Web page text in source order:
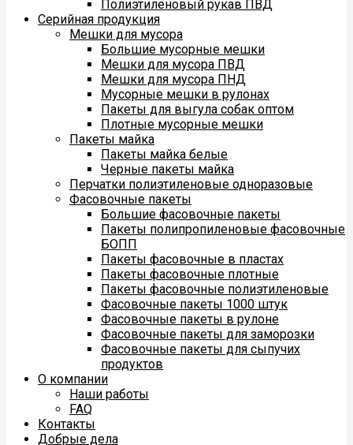
Полиэтиленовый рукав ПВД
Серийная продукция
Мешки для мусора
Большие мусорные мешки
Мешки для мусора ПВД
Мешки для мусора ПНД
Мусорные мешки в рулонах
Пакеты для выгула собак оптом
Плотные мусорные мешки
Пакеты майка
Пакеты майка белые
Черные пакеты майка
Перчатки полиэтиленовые одноразовые
Фасовочные пакеты
Большие фасовочные пакеты
Пакеты полипропиленовые фасовочные
БОПП
Пакеты фасовочные в пластах
Пакеты фасовочные плотные
Пакеты фасовочные полиэтиленовые
Фасовочные пакеты 1000 штук
Фасовочные пакеты в рулоне
Фасовочные пакеты для заморозки
Фасовочные пакеты для сыпучих
продуктов
О компании
Наши работы
FAQ
Контакты
Добрые дела